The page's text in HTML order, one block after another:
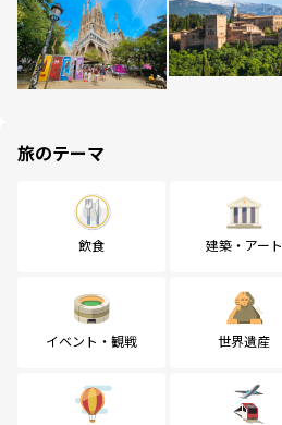
旅のテーマ
飲食 建築・アート
イベント・観戦 世界遺産